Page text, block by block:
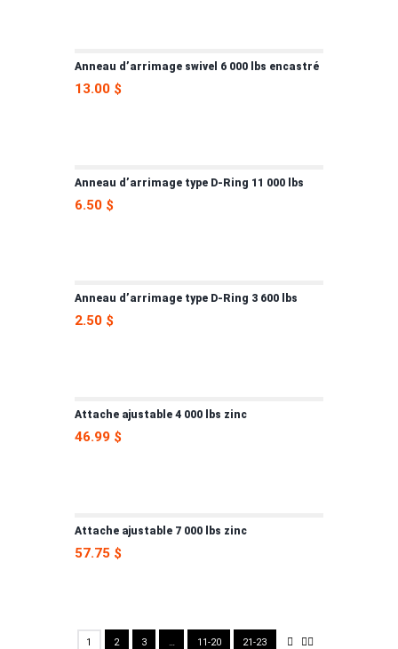
Anneau d’arrimage swivel 6 000 lbs encastré
13.00 $
Anneau d’arrimage type D-Ring 11 000 lbs
6.50 $
Anneau d’arrimage type D-Ring 3 600 lbs
2.50 $
Attache ajustable 4 000 lbs zinc
46.99 $
Attache ajustable 7 000 lbs zinc
57.75 $
1 2 3 … 11-20 21-23